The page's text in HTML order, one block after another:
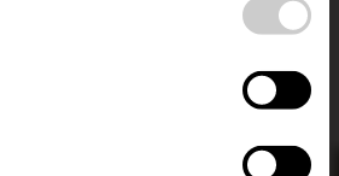
de Clerveaux, L-9712 Clervaux